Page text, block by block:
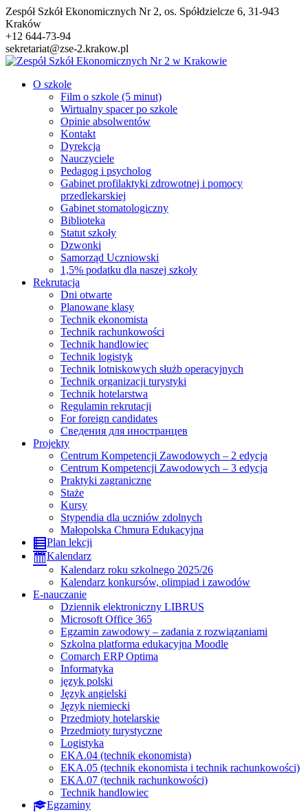
Przejdź
do
treści
Zespół Szkół Ekonomicznych Nr 2, os. Spółdzielcze 6, 31-943
Kraków
+12 644-73-94
sekretariat@zse-2.krakow.pl
O szkole
Film o szkole (5 minut)
Wirtualny spacer po szkole
Opinie absolwentów
Kontakt
Dyrekcja
Nauczyciele
Pedagog i psycholog
Gabinet profilaktyki zdrowotnej i pomocy
przedlekarskiej
Gabinet stomatologiczny
Biblioteka
Statut szkoły
Dzwonki
Samorząd Uczniowski
1,5% podatku dla naszej szkoły
Rekrutacja
Dni otwarte
Planowane klasy
Technik ekonomista
Technik rachunkowości
Technik handlowiec
Technik logistyk
Technik lotniskowych służb operacyjnych
Technik organizacji turystyki
Technik hotelarstwa
Regulamin rekrutacji
For foreign candidates
Сведения для иностранцев
Projekty
Centrum Kompetencji Zawodowych – 2 edycja
Centrum Kompetencji Zawodowych – 3 edycja
Praktyki zagraniczne
Staże
Kursy
Stypendia dla uczniów zdolnych
Małopolska Chmura Edukacyjna
Plan lekcji
Kalendarz
Kalendarz roku szkolnego 2025/26
Kalendarz konkursów, olimpiad i zawodów
E-nauczanie
Dziennik elektroniczny LIBRUS
Microsoft Office 365
Egzamin zawodowy – zadania z rozwiązaniami
Szkolna platforma edukacyjna Moodle
Comarch ERP Optima
Informatyka
język polski
Język angielski
Język niemiecki
Przedmioty hotelarskie
Przedmioty turystyczne
Logistyka
EKA.04 (technik ekonomista)
EKA.05 (technik ekonomista i technik rachunkowości)
EKA.07 (technik rachunkowości)
Technik handlowiec
Egzaminy